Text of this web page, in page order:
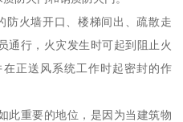
防火墙开口、楼梯间出、疏散走
通行，火灾发生时可起到阻止火
正送风系统工作时起密封的作
此重要的地位，是因为当建筑物